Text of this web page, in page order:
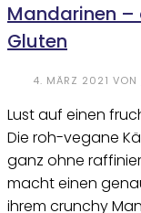
Mandarinen –
Gluten
4. MÄRZ 2021 VON
Lust auf einen
Die roh-vegane
ganz ohne
macht einen
ihrem crunchy